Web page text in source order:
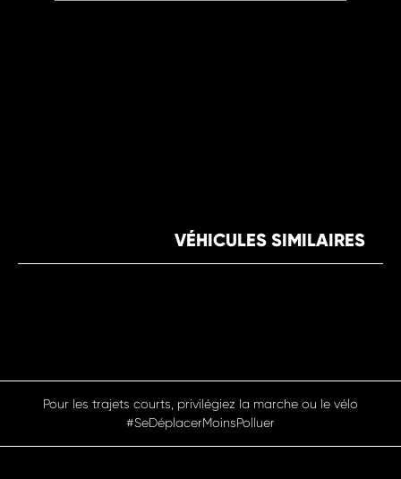
VÉHICULES SIMILAIRES
Pour les trajets courts, privilégiez la marche ou le vélo
#SeDéplacerMoinsPolluer